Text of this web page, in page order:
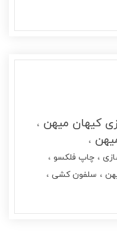
کیهان میهن
چاپ فلکسو
سلفون کشی